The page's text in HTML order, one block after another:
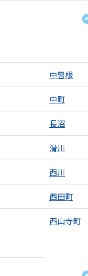
中曽根
中町
長沼
滑川
西川
西田町
西山寺町